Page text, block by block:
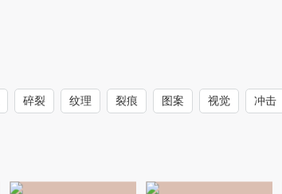
碎裂 纹理 裂痕 图案 视觉 冲击